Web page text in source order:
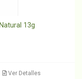
13g
Ver Detalles